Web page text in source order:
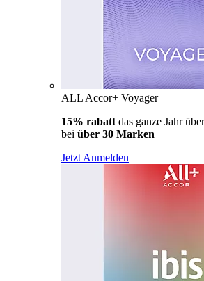
ALL Accor+ Voyager
15% rabatt das ganze Jahr
bei über 30 Marken
Jetzt Anmelden